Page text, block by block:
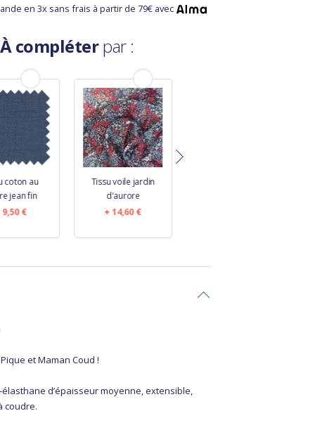
en 3x sans frais à partir de 79€ avec
À compléterpar :
coton au
jean fin
9,50 €
Tissu voile jardin
d'aurore
14,60 €
Pique et Maman Coud !
d’épaisseur moyenne, extensible,
coudre.